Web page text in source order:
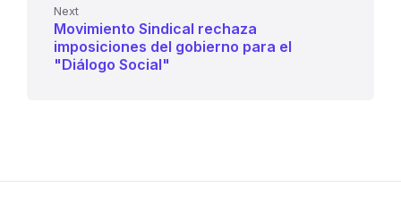
Next
Movimiento Sindical rechaza
imposiciones del gobierno para el
"Diálogo Social"